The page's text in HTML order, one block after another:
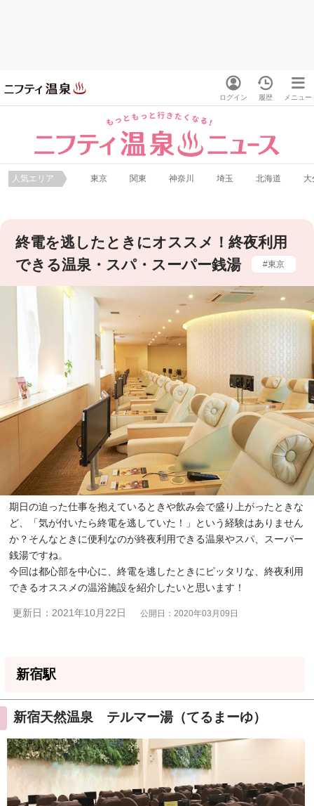
ログイン 履歴 メニュー
人気エリア 東京 関東 神奈川 埼玉 北海道 大
終電を逃したときにオススメ！終夜利用
できる温泉・スパ・スーパー銭湯
東京
期日の迫った仕事を抱えているときや飲み会で盛り上がったときな
ど、「気が付いたら終電を逃していた！」という経験はありません
か？そんなときに便利なのが終夜利用できる温泉やスパ、スーパー
銭湯ですね。
今回は都心部を中心に、終電を逃したときにピッタリな、終夜利用
できるオススメの温浴施設を紹介したいと思います！
更新日：2021年10月22日 公開日：2020年03月09日
新宿駅
新宿天然温泉 テルマー湯（てるまーゆ）